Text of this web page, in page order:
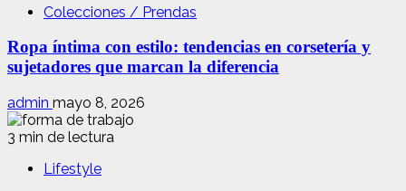
Colecciones / Prendas
Ropa íntima con estilo: tendencias en corsetería y
sujetadores que marcan la diferencia
admin mayo 8, 2026
3 min de lectura
Lifestyle